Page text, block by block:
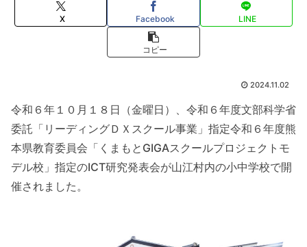
X Facebook LINE
コピー
2024.11.02
令和６年１０月１８日（金曜日）、令和６年度文部科学省
委託「リーディングＤＸスクール事業」指定令和６年度熊
本県教育委員会「くまもとGIGAスクールプロジェクトモ
デル校」指定のICT研究発表会が山江村内の小中学校で開
催されました。